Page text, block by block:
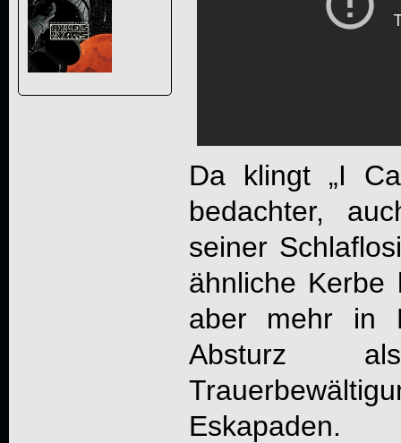
Da klingt „I
bedachter,
seiner
ähnliche Kerbe
aber mehr in
Absturz
Eskapaden.